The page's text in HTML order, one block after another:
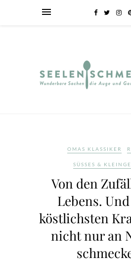
OMAS KLASSIKER
SÜSSES &
Von den
Lebens.
köstlichsten
nicht nur an